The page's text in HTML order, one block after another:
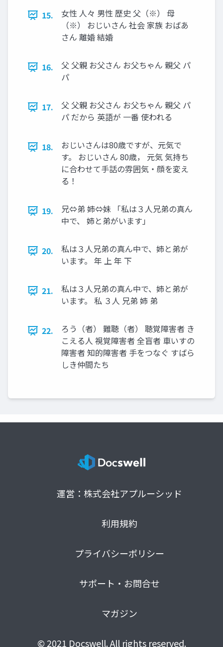
15.
女性 人々 男性 歴史 父（※） 母
（※） おじいさん 社会 家族 おばあ
さん 離婚 結婚
16.
父 父親 お父さん お父ちゃん 親父 パ
パ
17.
父 父親 お父さん お父ちゃん 親父 パ
パ だから 英語が 一番 使われる
18.
おじいさんは80歳ですが、元気で
す。 おじいさん 80歳， 元気 気持ち
に合わせて手話の雰囲気・顔を変え
る！
19.
兄⇔弟 姉⇔妹 「私は３人兄弟の真ん
中で、 姉と弟がいます」
20.
私は３人兄弟の真ん中で、姉と弟が
います。 年 上 年 下
21.
私は３人兄弟の真ん中で、姉と弟が
います。 私 ３人 兄弟 姉 弟
22.
ろう（者） 難聴（者） 聴覚障害者 き
こえる人 視覚障害者 全盲者 車いすの
障害者 知的障害者 手をつなぐ すばら
しき仲間たち
運営：株式会社アプルーシッド
利用規約
プライバシーポリシー
サポート・お問合せ
マガジン
© 2021 Docswell. All rights reserved.